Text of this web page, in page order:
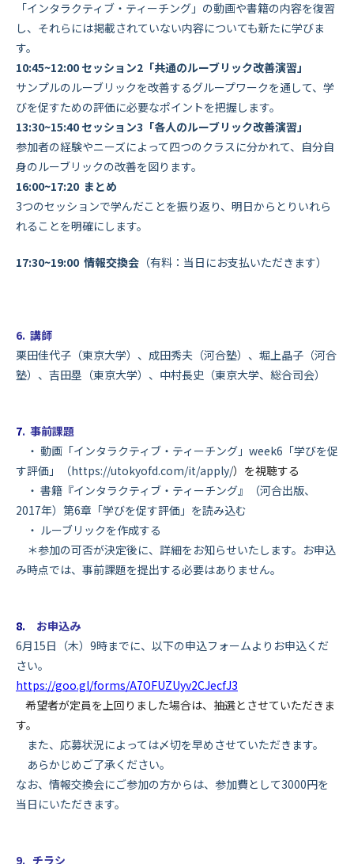
「インタラクティブ・ティーチング」の動画や書籍の内容を復習
し、それらには掲載されていない内容についても新たに学びま
す。
10:45~12:00 セッション2「共通のルーブリック改善演習」
サンプルのルーブリックを改善するグループワークを通して、 学
びを促すための評価に必要なポイントを把握します。
13:30~15:40 セッション3「各人のルーブリック改善演習」
参加者の経験やニーズによって四つのクラスに分かれて、 自分自
身のルーブリックの改善を図ります。
16:00~17:20 まとめ
3つのセッションで学んだことを振り返り、 明日からとりいれら
れることを明確にします。
17:30~19:00 情報交換会 （有料：当日にお支払いただきます）
6. 講師
栗田佳代子（東京大学）、成田秀夫（河合塾）、堀上晶子（河合
塾）、吉田塁（東京大学）、中村長史（東京大学、総合司会）
7. 事前課題
・ 動画「インタラクティブ・ティーチング」week6「学びを促
す評価」（https://utokyofd.com/it/apply/）を視聴する
・ 書籍『インタラクティブ・ティーチング』（河合出版、
2017年）第6章「学びを促す評価」を読み込む
・ ルーブリックを作成する
＊参加の可否が決定後に、詳細をお知らせいたします。 お申込
み時点では、事前課題を提出する必要はありません。
8. お申込み
6月15日（木）9時までに、以下の申込フォームよりお申込くだ
さい。
https://goo.gl/forms/A7OFUZUyv2CJecfJ3
希望者が定員を上回りました場合は、抽選とさせていただきま
す。
また、応募状況によっては〆切を早めさせていただきます。
あらかじめご了承ください。
なお、情報交換会にご参加の方からは、参加費として3000円を
当日にいただきます。
9. チラシ